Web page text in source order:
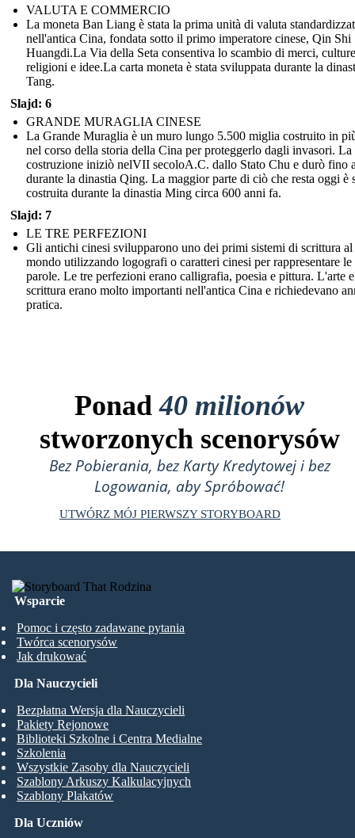
VALUTA E COMMERCIO
La moneta Ban Liang è stata la prima unità di valuta
nell'antica Cina, fondata sotto il primo imperatore cinese, Qin Shi
Huangdi.La Via della Seta consentiva lo scambio di merci,
religioni e idee.La carta moneta è stata sviluppata durante la
Tang.
Slajd: 6
GRANDE MURAGLIA CINESE
La Grande Muraglia è un muro lungo 5.500 miglia costruito in
nel corso della storia della Cina per proteggerlo dagli invasori. La
costruzione iniziò nelVII secoloA.C. dallo Stato Chu e durò fino
durante la dinastia Qing. La maggior parte di ciò che resta oggi è
costruita durante la dinastia Ming circa 600 anni fa.
Slajd: 7
LE TRE PERFEZIONI
Gli antichi cinesi svilupparono uno dei primi sistemi di scrittura al
mondo utilizzando logografi o caratteri cinesi per rappresentare le
parole. Le tre perfezioni erano calligrafia, poesia e pittura. L'arte
scrittura erano molto importanti nell'antica Cina e richiedevano
pratica.
Ponad40 milionów
stworzonych scenorysów
Bez Pobierania, bez Karty Kredytowej i bez
Logowania, aby Spróbować!
UTWÓRZ MÓJ PIERWSZY STORYBOARD
Wsparcie
Pomoc i często zadawane pytania
Twórca scenorysów
Jak drukować
Dla Uczniów
Dla Nauczycieli
Bezpłatna Wersja dla Nauczycieli
Pakiety Rejonowe
Biblioteki Szkolne i Centra Medialne
Szkolenia
Wszystkie Zasoby dla Nauczycieli
Szablony Arkuszy Kalkulacyjnych
Szablony Plakatów